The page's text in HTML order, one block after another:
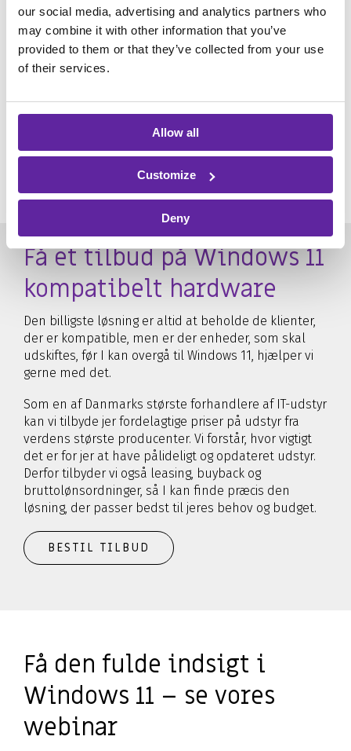
our social media, advertising and analytics partners who
may combine it with other information that you’ve
provided to them or that they’ve collected from your use
of their services.
Allow all
Customize
Deny
Få et tilbud på Windows 11
kompatibelt hardware
Den billigste løsning er altid at beholde de klienter,
der er kompatible, men er der enheder, som skal
udskiftes, før I kan overgå til Windows 11, hjælper vi
gerne med det.
Som en af Danmarks største forhandlere af IT-udstyr
kan vi tilbyde jer fordelagtige priser på udstyr fra
verdens største producenter. Vi forstår, hvor vigtigt
det er for jer at have pålideligt og opdateret udstyr.
Derfor tilbyder vi også leasing, buyback og
bruttolønsordninger, så I kan finde præcis den
løsning, der passer bedst til jeres behov og budget.
BESTIL TILBUD
Få den fulde indsigt i
Windows 11 – se vores
webinar